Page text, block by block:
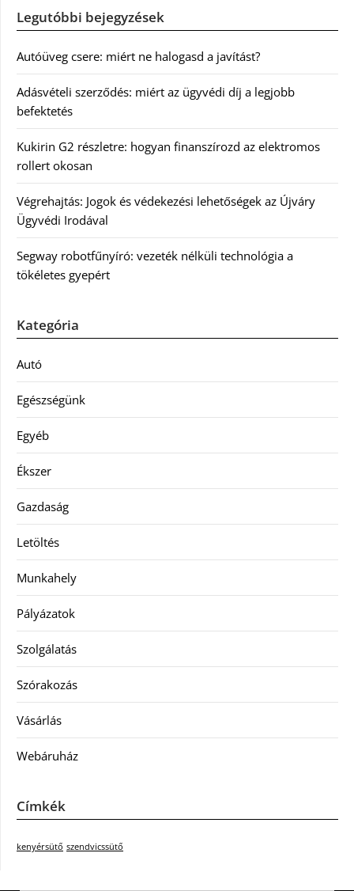
Legutóbbi bejegyzések
Autóüveg csere: miért ne halogasd a javítást?
Adásvételi szerződés: miért az ügyvédi díj a legjobb
befektetés
Kukirin G2 részletre: hogyan finanszírozd az elektromos
rollert okosan
Végrehajtás: Jogok és védekezési lehetőségek az Újváry
Ügyvédi Irodával
Segway robotfűnyíró: vezeték nélküli technológia a
tökéletes gyepért
Kategória
Autó
Egészségünk
Egyéb
Ékszer
Gazdaság
Letöltés
Munkahely
Pályázatok
Szolgálatás
Szórakozás
Vásárlás
Webáruház
Címkék
kenyérsütő szendvicssütő